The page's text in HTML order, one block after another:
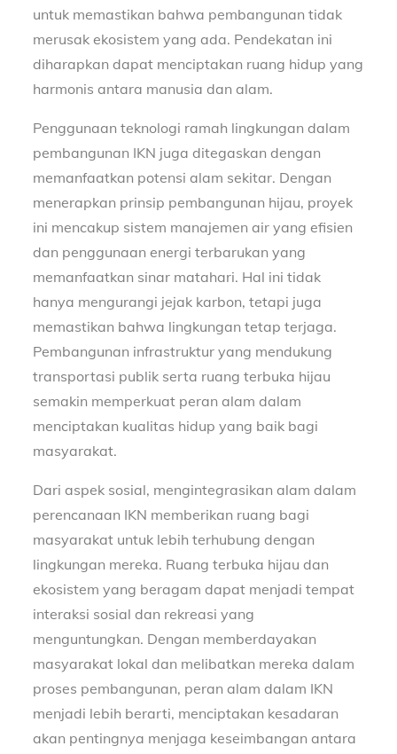
untuk memastikan bahwa pembangunan tidak
merusak ekosistem yang ada. Pendekatan ini
diharapkan dapat menciptakan ruang hidup yang
harmonis antara manusia dan alam.
Penggunaan teknologi ramah lingkungan dalam
pembangunan IKN juga ditegaskan dengan
memanfaatkan potensi alam sekitar. Dengan
menerapkan prinsip pembangunan hijau, proyek
ini mencakup sistem manajemen air yang efisien
dan penggunaan energi terbarukan yang
memanfaatkan sinar matahari. Hal ini tidak
hanya mengurangi jejak karbon, tetapi juga
memastikan bahwa lingkungan tetap terjaga.
Pembangunan infrastruktur yang mendukung
transportasi publik serta ruang terbuka hijau
semakin memperkuat peran alam dalam
menciptakan kualitas hidup yang baik bagi
masyarakat.
Dari aspek sosial, mengintegrasikan alam dalam
perencanaan IKN memberikan ruang bagi
masyarakat untuk lebih terhubung dengan
lingkungan mereka. Ruang terbuka hijau dan
ekosistem yang beragam dapat menjadi tempat
interaksi sosial dan rekreasi yang
menguntungkan. Dengan memberdayakan
masyarakat lokal dan melibatkan mereka dalam
proses pembangunan, peran alam dalam IKN
menjadi lebih berarti, menciptakan kesadaran
akan pentingnya menjaga keseimbangan antara